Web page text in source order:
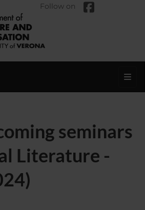
Follow on
seminars
Literature -